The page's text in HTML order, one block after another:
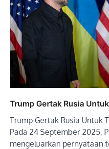
Trump Gertak Rusia
Trump Gertak Rusia Untuk
Pada 24 September 2025,
mengeluarkan pernyataan